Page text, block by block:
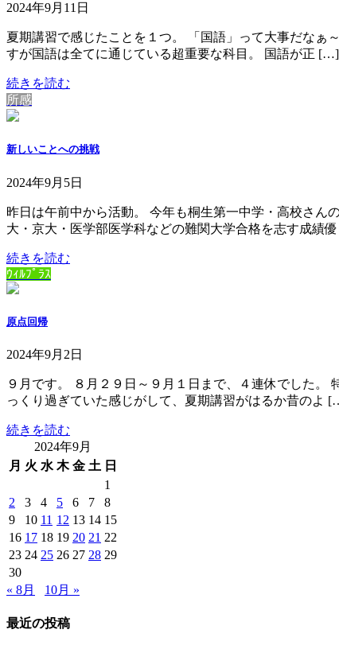
2024年9月11日
夏期講習で感じたことを１つ。 「国語」って大事だなぁ
すが国語は全てに通じている超重要な科目。 国語が正 […]
続きを読む
所感
新しいことへの挑戦
2024年9月5日
昨日は午前中から活動。 今年も桐生第一中学・高校さん
大・京大・医学部医学科などの難関大学合格を志す成績
続きを読む
ｳｨﾙﾌﾟﾗｽ
原点回帰
2024年9月2日
９月です。 ８月２９日～９月１日まで、４連休でした
っくり過ぎていた感じがして、夏期講習がはるか昔のよ
続きを読む
2024年9月
月 火 水 木 金 土 日
1
2
3 4 5 6 7
8
9
10 11 12 13 14 15
16 17 18 19 20 21 22
23 24 25 26 27 28 29
30
« 8月
10月 »
最近の投稿